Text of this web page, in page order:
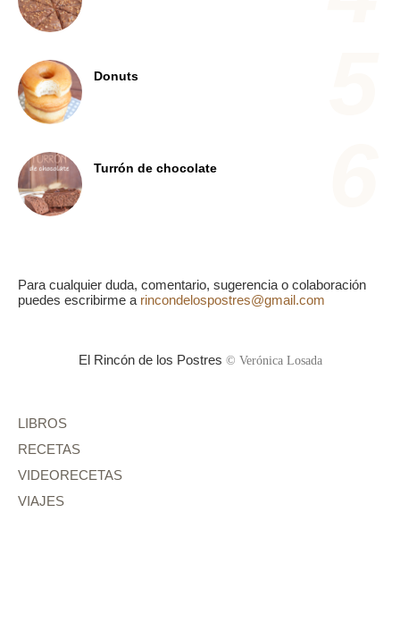
Donuts
Turrón de chocolate
Para cualquier duda, comentario, sugerencia o colaboración
puedes escribirme a rincondelospostres@gmail.com
El Rincón de los Postres © Verónica Losada
LIBROS
RECETAS
VIDEORECETAS
VIAJES